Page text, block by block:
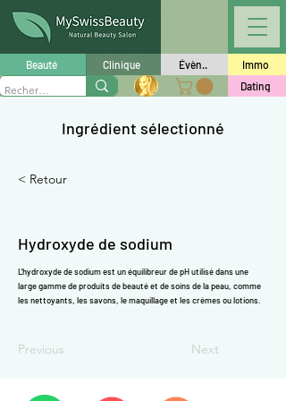
Beauté Clinique Évèn..
Immo
Dating
Ingrédient sélectionné
< Retour
Hydroxyde de sodium
L'hydroxyde de sodium est un équilibreur de pH utilisé dans une
large gamme de produits de beauté et de soins de la peau, comme
les nettoyants, les savons, le maquillage et les crèmes ou lotions.
Previous Next